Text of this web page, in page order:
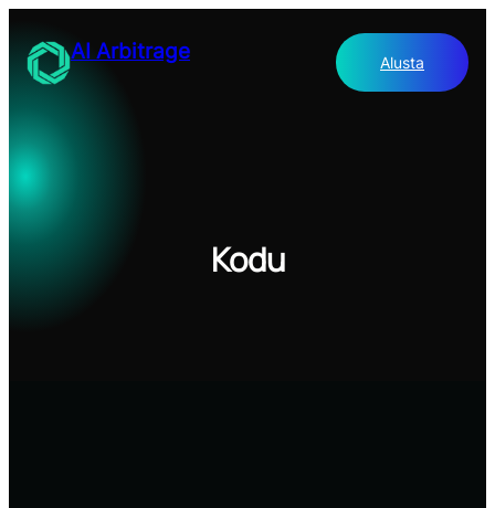
sisu
juurde
AI Arbitrage Alusta
Kodu